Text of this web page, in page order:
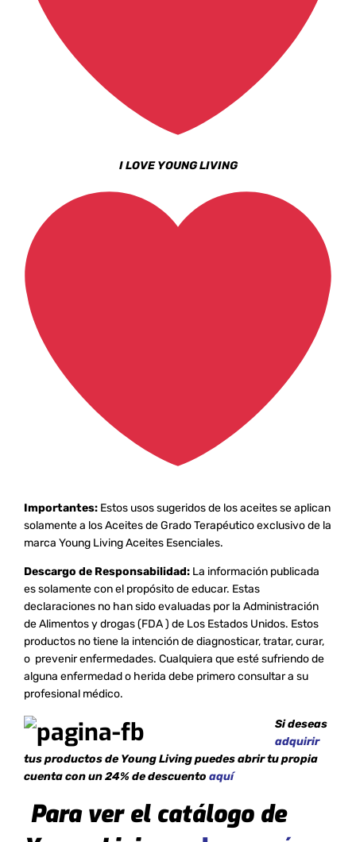
I LOVE YOUNG LIVING
Importantes: Estos usos sugeridos de los aceites se aplican
solamente a los Aceites de Grado Terapéutico exclusivo de la
marca Young Living Aceites Esenciales.
Descargo de Responsabilidad: La información publicada
es solamente con el propósito de educar. Estas
declaraciones no han sido evaluadas por la Administración
de Alimentos y drogas (FDA ) de Los Estados Unidos. Estos
productos no tiene la intención de diagnosticar, tratar, curar,
o prevenir enfermedades. Cualquiera que esté sufriendo de
alguna enfermedad o herida debe primero consultar a su
profesional médico.
Si deseas
adquirir
tus productos de Young Living puedes abrir tu propia
cuenta con un 24% de descuento aquí
Para ver el catálogo de